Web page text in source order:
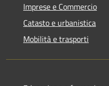
Imprese e Commercio
Catasto e urbanistica
Mobilità e trasporti